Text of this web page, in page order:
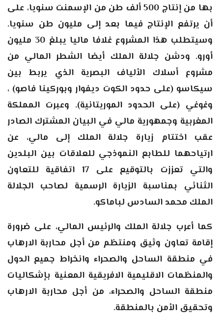
بها من إنتاج 500 ألف طن من الإسمنت سنويا، على
أن يرتفع الإنتاج فيما بعد إلى مليون طن سنويا.
وسيتطلب هذا المشروع غلافا ماليا يبلغ 30 مليون
أورو. ودشن جلالة الملك أيضا الشطر المالي من
مشروع أسلاك الألياف البصرية الذي يربط بين
سيكاسو (على حدود الكوت ديفوار وبوركينا فاصو) ،
وغوغي (على الحدود الموريتانية). وعبرت المملكة
المغربية وجمهورية مالي في البيان المشترك الصادر
عقب اختتام زيارة جلالة الملك إلى مالي، عن
ارتياحهما للطابع النموذجي للعلاقات بين البلدين
والتي تعززت بالتوقيع على 17 اتفاقية للتعاون
الثنائي بمناسبة الزيارة الرسمية لصاحب الجلالة
الملك محمد السادس لباماكو.
كما أعرب جلالة الملك والرئيس المالي، على ضرورة
إقامة تعاون وثيق ومنتظم من أجل محاربة الارهاب
في منطقة الساحل والصحراء وانخراط جميع الدول
والمنظمات الاقليمية الافريقية المعنية بإشكاليات
منطقة الساحل والصحراء، من أجل محاربة الارهاب
وتحقيق الأمن بالمنطقة.